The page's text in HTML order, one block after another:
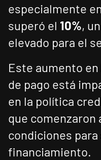
especialmente
superó el 10%,
elevado para el
Este aumento
de pago está
en la política
que comenzaron
condiciones
financiamiento.